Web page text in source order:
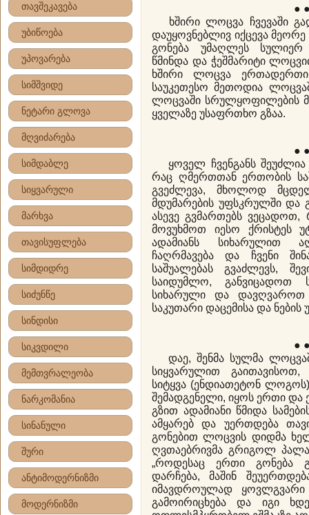
თავშეკავება
უბიწოება
უპოვარება
სიმშვიდე
ნეტარი გლოვა
მღვიძარება
სიმდაბლე
სიყვარული
მარხვა
თავისუფლება
სიმდიდრე
სიძუნწე
სინდისი
სიკვდილი
მემთვრალეობა
ნარკომანია
სინანული
შური
ანტიმოდერნიზმი
მოდერნიზმი
●
ხშირი ლოცვა ჩვევაში
დაუყოვნებლივ იქცევა
გონება უმაღლეს სულიერ
წმინდა და ჭეშმარიტი
ხშირი ლოცვა
საუკეთესო მეთოდია
ლოცვაში სრულყოფილების
ყველაზე უსაფრთხო გზაა.
●
ყოველ ჩვენგანს შეუძლია
რაც ღმერთთან ერთობის
გვეძლევა, მხოლოდ
მდუმარების უფსკრულში და
ასევე გვმართებს
მოვუხმოთ იესო ქრისტეს
ადამიანს სიხარულით
ჩაღრმავება და ჩვენი
საშუალებას გვაძლევს,
საიდუმლო, განვიცადოთ
სიხარული და დავღვაროთ
საკუთარი დაცემისა და ნების
●
დაე, შენმა სულმა
სიყვარულით
სიტყვა (ენდიათეტონ ლოგოს)
შემადგენელი, იყოს ერთი და
გზით ადამიანი წმიდა
ამყარებ და უერთდება
გონებით ლოცვის დიდმა
ღვთაებრივმა გრიგოლ
„როდესაც ერთი გონება
დარჩება, მაშინ
იმავდროულად ყოვლგვარი
გამოირიცხება და იგი